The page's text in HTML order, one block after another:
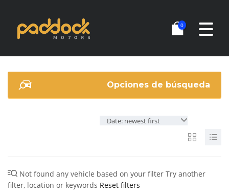
0
Opciones de búsqueda
Date: newest first
Not found any vehicle based on your filter Try another
filter, location or keywords Reset filters